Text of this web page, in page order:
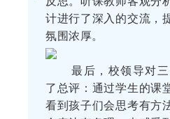
计进行了深入的交流，
氛围浓厚。
最后，校领导对
了总评：通过学生的课
看到孩子们会思考有方